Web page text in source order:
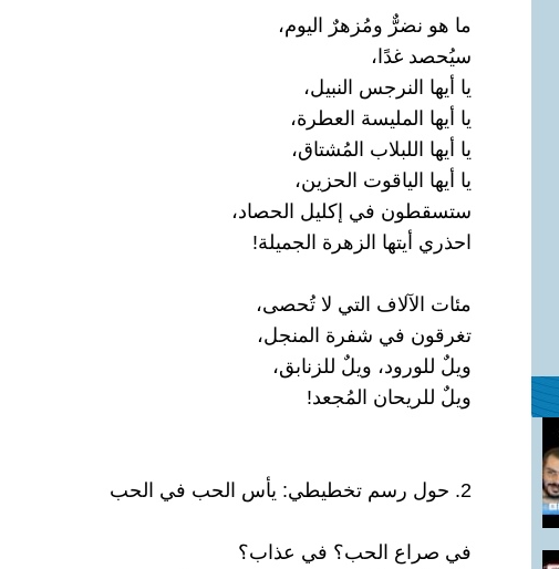
ما هو نضرٌّ ومُزهرٌ اليوم،
سيُحصد غدًا،
يا أيها النرجس النبيل،
يا أيها المليسة العطرة،
يا أيها اللبلاب المُشتاق،
يا أيها الياقوت الحزين،
ستسقطون في إكليل الحصاد،
احذري أيتها الزهرة الجميلة!
مئات الآلاف التي لا تُحصى،
تغرقون في شفرة المنجل،
ويلٌ للورود، ويلٌ للزنابق،
ويلٌ للريحان المُجعد!
2. حول رسم تخطيطي: يأس الحب في الحب
في صراع الحب؟ في عذاب؟